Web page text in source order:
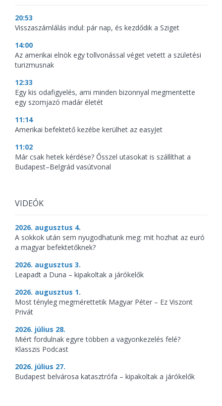
20:53
Visszaszámlálás indul: pár nap, és kezdődik a Sziget
14:00
Az amerikai elnök egy tollvonással véget vetett a születési
turizmusnak
12:33
Egy kis odafigyelés, ami minden bizonnyal megmentette
egy szomjazó madár életét
11:14
Amerikai befektető kezébe kerülhet az easyJet
11:02
Már csak hetek kérdése? Ősszel utasokat is szállíthat a
Budapest–Belgrád vasútvonal
VIDEÓK
2026. augusztus 4.
A sokkok után sem nyugodhatunk meg: mit hozhat az euró
a magyar befektetőknek?
2026. augusztus 3.
Leapadt a Duna – kipakoltak a járókelők
2026. augusztus 1.
Most tényleg megmérettetik Magyar Péter – Ez Viszont
Privát
2026. július 28.
Miért fordulnak egyre többen a vagyonkezelés felé?
Klasszis Podcast
2026. július 27.
Budapest belvárosa katasztrófa – kipakoltak a járókelők